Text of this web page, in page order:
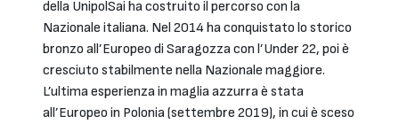
della UnipolSai ha costruito il percorso con la
Nazionale italiana. Nel 2014 ha conquistato lo storico
bronzo all’Europeo di Saragozza con l’Under 22, poi è
cresciuto stabilmente nella Nazionale maggiore.
L’ultima esperienza in maglia azzurra è stata
all’Europeo in Polonia (settembre 2019), in cui è sceso